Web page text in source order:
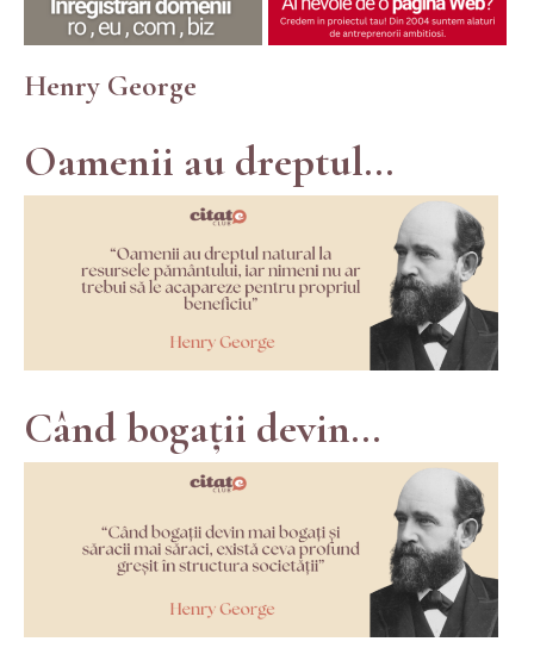
Henry George
Oamenii au dreptul...
Când bogații devin...